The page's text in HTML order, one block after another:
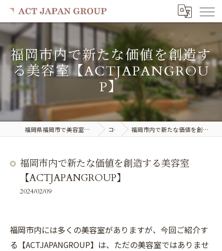
福岡市内で新たな価値を創造す
る美容室【ACTJAPANGROU
P】
福岡県福岡市で美容室の求人ならACT JAPAN GROUP コラム 福岡市内で新たな価値を創造する美容室【ACTJAPANGROUP】
福岡市内で新たな価値を創造する美容室
【ACTJAPANGROUP】
2024/02/09
福岡市内には多くの美容室がありますが、今回ご紹介す
る【ACTJAPANGROUP】は、ただの美容室ではありませ